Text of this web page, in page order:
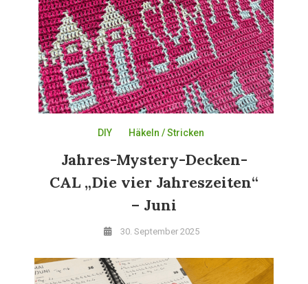
DIY Häkeln / Stricken
Jahres-Mystery-Decken-
CAL „Die vier Jahreszeiten“
– Juni
30. September 2025